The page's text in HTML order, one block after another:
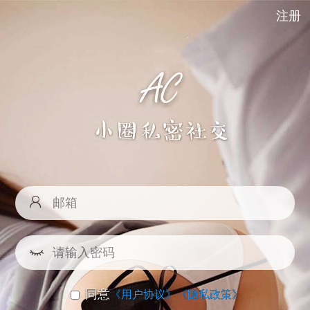
注册
同意《用户协议》《隐私政策》